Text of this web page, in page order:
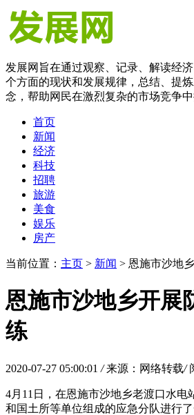
发展网旨在通过观察、记录、解读经
个方面的现状和发展规律，总结、提
念，帮助网民在激烈复杂的市场竞争中
首页
新闻
经济
科技
招聘
旅游
美食
娱乐
房产
当前位置： 主页 > 新闻 > 恩施市沙地
恩施市沙地乡开展
练
2020-07-27 05:00:01 / 来源：网络转载/
4月11日，在恩施市沙地乡老渡口水电
和国土所等单位组成的应急分队进行